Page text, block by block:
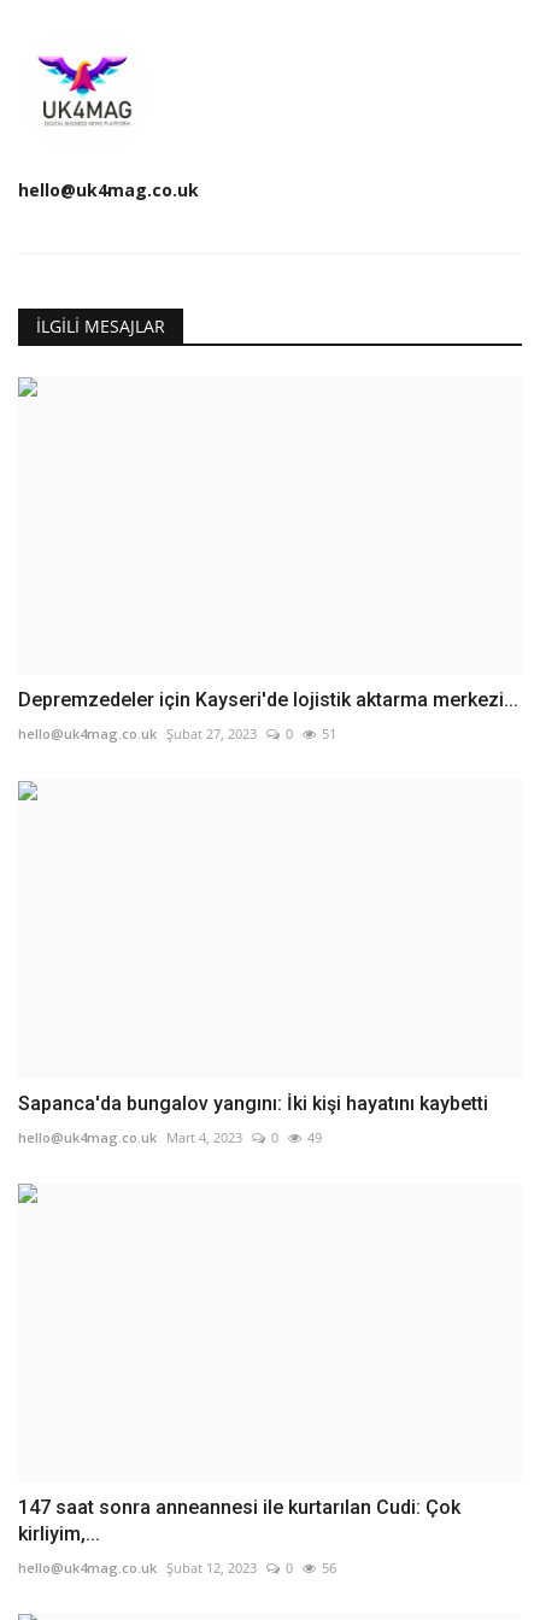
hello@uk4mag.co.uk
İLGILI MESAJLAR
Depremzedeler için Kayseri'de lojistik aktarma merkezi...
hello@uk4mag.co.uk Şubat 27, 2023 0 51
Sapanca'da bungalov yangını: İki kişi hayatını kaybetti
hello@uk4mag.co.uk Mart 4, 2023 0 49
147 saat sonra anneannesi ile kurtarılan Cudi: Çok
kirliyim,...
hello@uk4mag.co.uk Şubat 12, 2023 0 56